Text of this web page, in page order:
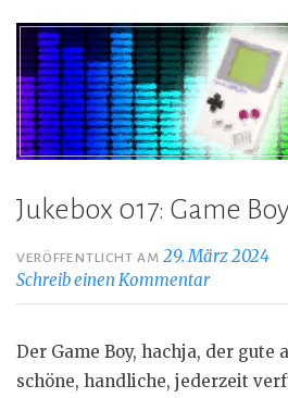
Jukebox 017: Game
VERÖFFENTLICHT AM29. März 2024
Schreib einen Kommentar
Der Game Boy, hachja, der gute
schöne, handliche, jederzeit